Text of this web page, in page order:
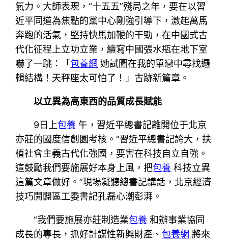
氣力。大師表現，“十五五”殘局之年，要在以習
近平同道為焦點的黨中心剛強引導下，激起萬馬
奔跑的活氣，堅持快馬加鞭的干勁，在中國式古
代化征程上立功立業，續寫中國張水瓶在地下室
嚇了一跳：「包養網 她試圖在我的單戀中尋找邏
輯結構！天秤座太可怕了！」古跡新篇章。
以立異為高東西的品質成長賦能
9日上包養 午，習近平總書記離開位于北京
亦莊的國度信創園考核。“習近平總書記誇大，扶
植社會主義古代化強國，要害在科技自立自強。
這鼓勵我們要施展好本身上風，把包養 科技立異
這篇文章做好。”現場凝聽總書記講話，北京經濟
技巧開闢區工委書記孔磊心潮彭湃。
“我們要施展亦莊制造業包養 和辦事業協同
成長的專長，抓好計謀性新興財產、包養網 將來